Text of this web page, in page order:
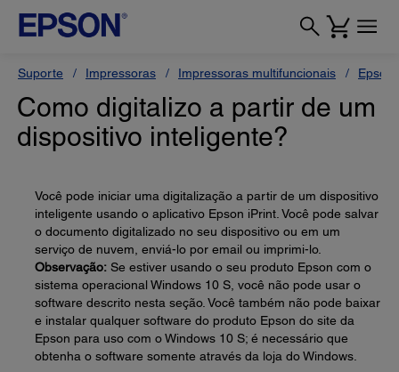
Suporte Impressoras Impressoras multifuncionais Epson
Como digitalizo a partir de um
dispositivo inteligente?
Você pode iniciar uma digitalização a partir de um dispositivo
inteligente usando o aplicativo Epson iPrint. Você pode salvar
o documento digitalizado no seu dispositivo ou em um
serviço de nuvem, enviá-lo por email ou imprimi-lo.
Observação: Se estiver usando o seu produto Epson com o
sistema operacional Windows 10 S, você não pode usar o
software descrito nesta seção. Você também não pode baixar
e instalar qualquer software do produto Epson do site da
Epson para uso com o Windows 10 S; é necessário que
obtenha o software somente através da loja do Windows.